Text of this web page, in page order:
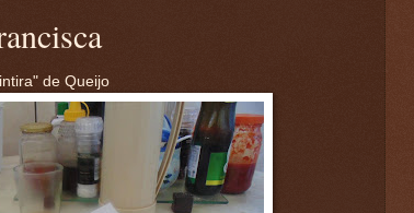
de Queijo